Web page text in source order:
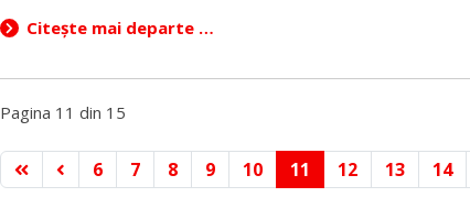
Citește mai departe …
Pagina 11 din 15
6 7 8 9 10 11 12 13 14